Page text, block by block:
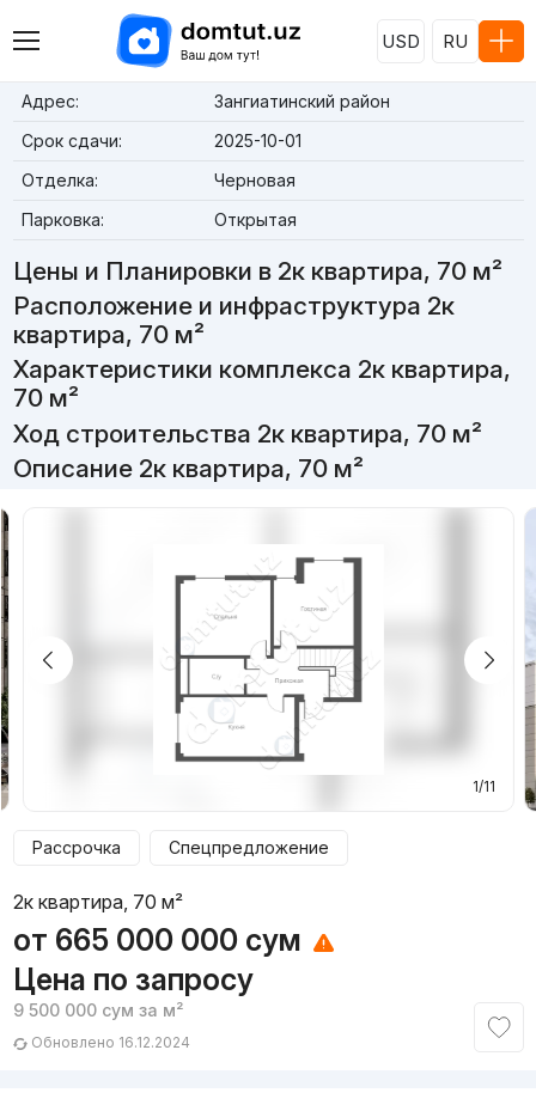
USD RU
Адрес:
Зангиатинский район
Срок сдачи:
2025-10-01
Отделка:
Черновая
Парковка:
Открытая
Цены и Планировки в 2к квартира, 70 м²
Расположение и инфраструктура 2к
квартира, 70 м²
Характеристики комплекса 2к квартира,
70 м²
Ход строительства 2к квартира, 70 м²
Описание 2к квартира, 70 м²
1/11
Рассрочка Спецпредложение
2к квартира, 70 м²
от 665 000 000 сум
Цена по запросу
9 500 000 сум за м²
Обновлено 16.12.2024